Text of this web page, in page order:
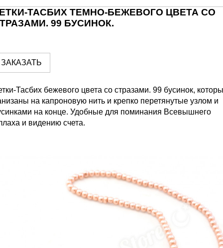
ТАСБИХ ТЕМНО-БЕЖЕВОГО ЦВЕТА СО
99 БУСИНОК.
ЗАКАЗАТЬ
Тасбих бежевого цвета со стразами. 99 бусинок,
на капроновую нить и крепко перетянутые узлом и
на конце. Удобные для поминания Всевышнего
и видению счета.